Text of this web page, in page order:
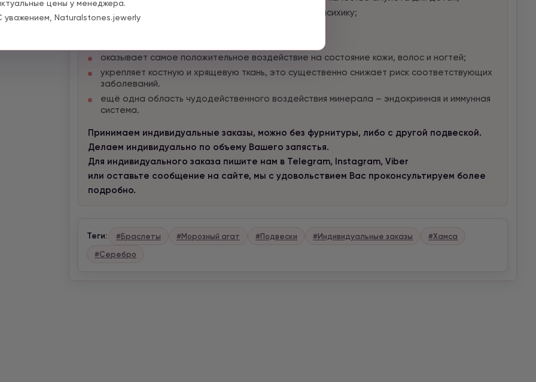
цены у менеджера.
уважением, Naturalstones.jewerlyуравновешивает утончённую и сложную женскую психику;
оказывает самое положительное воздействие на состояние кожи, волос и ногтей;
укрепляет костную и хрящевую ткань, это существенно снижает риск соответствующих
заболеваний.
ещё одна область чудодейственного воздействия минерала – эндокринная и иммунная
система.
Принимаем индивидуальные заказы, можно без фурнитуры, либо с другой подвеской.
Делаем индивидуально по объему Вашего запястья.
Для индивидуального заказа пишите нам в Telegram, Instagram, Viber
или оставьте сообщение на сайте, мы с удовольствием Вас проконсультируем более
подробно.
Теги: #Браслеты #Морозный агат #Подвески #Индивидуальные заказы
#Хамса
#Серебро